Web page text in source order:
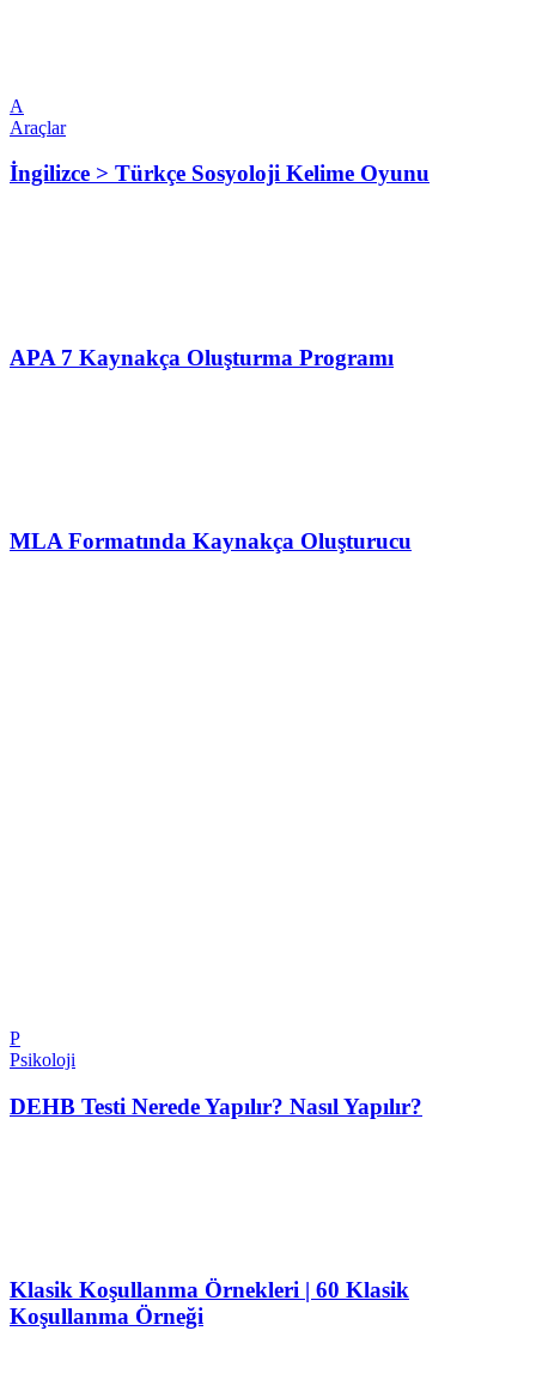
A
Araçlar
İngilizce > Türkçe Sosyoloji Kelime Oyunu
APA 7 Kaynakça Oluşturma Programı
MLA Formatında Kaynakça Oluşturucu
P
Psikoloji
DEHB Testi Nerede Yapılır? Nasıl Yapılır?
Klasik Koşullanma Örnekleri | 60 Klasik
Koşullanma Örneği